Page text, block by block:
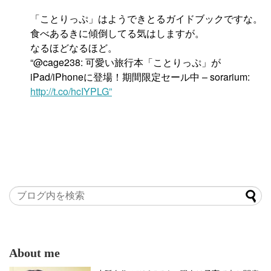
「ことりっぷ」はようできとるガイドブックですな。
食べあるきに傾倒してる気はしますが。
なるほどなるほど。
“@cage238: 可愛い旅行本「ことりっぷ」が
iPad/iPhoneに登場！期間限定セール中 – sorarium:
http://t.co/hcIYPLG”
About me